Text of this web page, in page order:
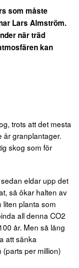
som måste
Lars Almström.
när träd
kan
trots att det mesta
är granplantager.
skog som för
eldar upp det
så ökar halten av
liten planta som
all denna CO2
år. Men så lång
att sänka
per million)